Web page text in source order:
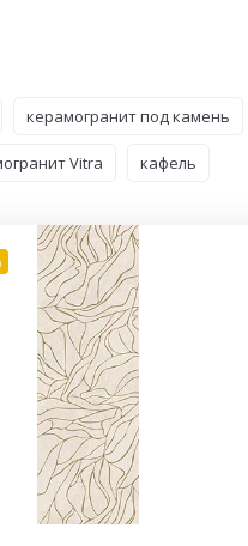
керамогранит под камень
Vitra кафель